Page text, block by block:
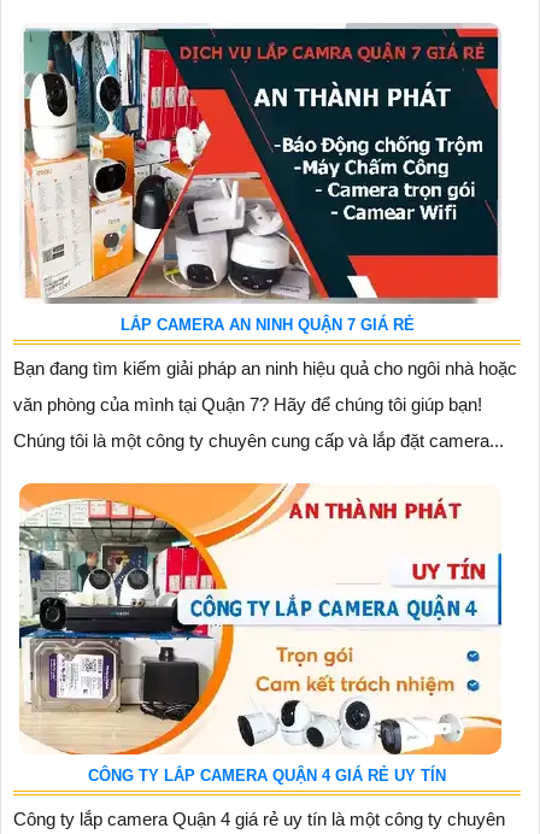
LẮP CAMERA AN NINH QUẬN 7 GIÁ RẺ
Bạn đang tìm kiếm giải pháp an ninh hiệu quả cho ngôi nhà hoặc
văn phòng của mình tại Quận 7? Hãy để chúng tôi giúp bạn!
Chúng tôi là một công ty chuyên cung cấp và lắp đặt camera...
CÔNG TY LẮP CAMERA QUẬN 4 GIÁ RẺ UY TÍN
Công ty lắp camera Quận 4 giá rẻ uy tín là một công ty chuyên